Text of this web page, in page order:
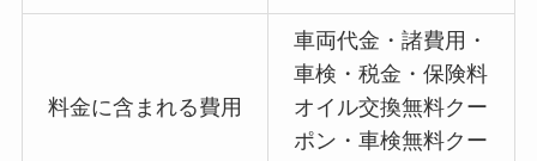
料金に含まれる費用
車両代金・諸費用・
車検・税金・保険料
オイル交換無料クー
ポン・車検無料クー